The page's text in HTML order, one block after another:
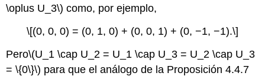
\oplus U_3\) como, por ejemplo,
\[(0, 0, 0) = (0, 1, 0) + (0, 0, 1) + (0, −1, −1).\]
Pero\(U_1 \cap U_2 = U_1 \cap U_3 = U_2 \cap U_3
= \{0\}\) para que el análogo de la Proposición 4.4.7